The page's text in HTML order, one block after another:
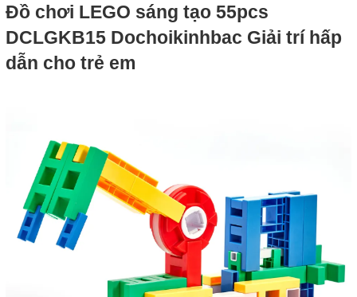
Đồ chơi LEGO sáng tạo 55pcs
DCLGKB15 Dochoikinhbac Giải trí hấp
dẫn cho trẻ em